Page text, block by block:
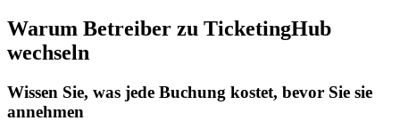
Warum Betreiber zu TicketingHub
wechseln
Wissen Sie, was jede Buchung kostet, bevor Sie sie
annehmen